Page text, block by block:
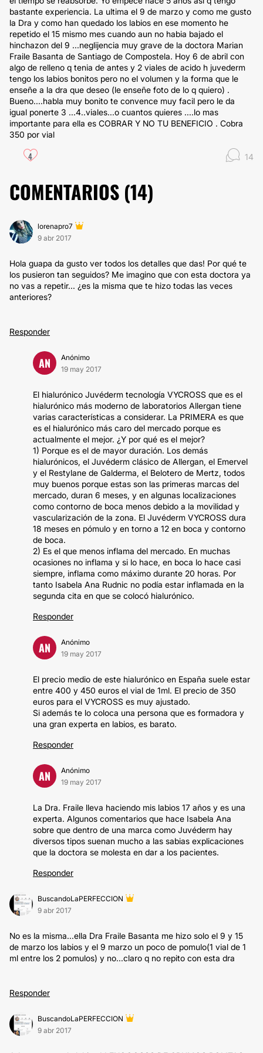
bastante experiencia. La ultima el 9 de marzo y como me gusto
la Dra y como han quedado los labios en ese momento he
repetido el 15 mismo mes cuando aun no habia bajado el
hinchazon del 9 ...neglijencia muy grave de la doctora Marian
Fraile Basanta de Santiago de Compostela. Hoy 6 de abril con
algo de relleno q tenia de antes y 2 viales de acido h juvederm
tengo los labios bonitos pero no el volumen y la forma que le
enseñe a la dra que deseo (le enseñe foto de lo q quiero) .
Bueno....habla muy bonito te convence muy facil pero le da
igual ponerte 3 ...4..viales...o cuantos quieres ....lo mas
importante para ella es COBRAR Y NO TU BENEFICIO . Cobra
350 por vial
4 14
COMENTARIOS (14)
lorenapro7
9 abr 2017
Hola guapa da gusto ver todos los detalles que das! Por qué te
los pusieron tan seguidos? Me imagino que con esta doctora ya
no vas a repetir... ¿es la misma que te hizo todas las veces
anteriores?
Responder
AN
Anónimo
19 may 2017
El hialurónico Juvéderm tecnología VYCROSS que es el
hialurónico más moderno de laboratorios Allergan tiene
varias características a considerar. La PRIMERA es que
es el hialurónico más caro del mercado porque es
actualmente el mejor. ¿Y por qué es el mejor?
1) Porque es el de mayor duración. Los demás
hialurónicos, el Juvéderm clásico de Allergan, el Emervel
y el Restylane de Galderma, el Belotero de Mertz, todos
muy buenos porque estas son las primeras marcas del
mercado, duran 6 meses, y en algunas localizaciones
como contorno de boca menos debido a la movilidad y
vascularización de la zona. El Juvéderm VYCROSS dura
18 meses en pómulo y en torno a 12 en boca y contorno
de boca.
2) Es el que menos inflama del mercado. En muchas
ocasiones no inflama y si lo hace, en boca lo hace casi
siempre, inflama como máximo durante 20 horas. Por
tanto Isabela Ana Rudnic no podía estar inflamada en la
segunda cita en que se colocó hialurónico.
Responder
AN
Anónimo
19 may 2017
El precio medio de este hialurónico en España suele estar
entre 400 y 450 euros el vial de 1ml. El precio de 350
euros para el VYCROSS es muy ajustado.
Si además te lo coloca una persona que es formadora y
una gran experta en labios, es barato.
Responder
AN
Anónimo
19 may 2017
La Dra. Fraile lleva haciendo mis labios 17 años y es una
experta. Algunos comentarios que hace Isabela Ana
sobre que dentro de una marca como Juvéderm hay
diversos tipos suenan mucho a las sabias explicaciones
que la doctora se molesta en dar a los pacientes.
Responder
BuscandoLaPERFECCION
9 abr 2017
No es la misma...ella Dra Fraile Basanta me hizo solo el 9 y 15
de marzo los labios y el 9 marzo un poco de pomulo(1 vial de 1
ml entre los 2 pomulos) y no...claro q no repito con esta dra
Responder
BuscandoLaPERFECCION
9 abr 2017